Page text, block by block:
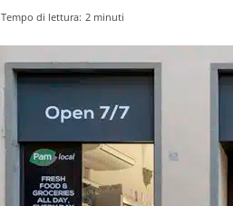
Tempo di lettura: 2 minuti